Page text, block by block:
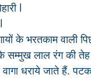
l
भरतकाम वाली
सम्मुख लाल रंग की तेह
धराये जाते हैं.